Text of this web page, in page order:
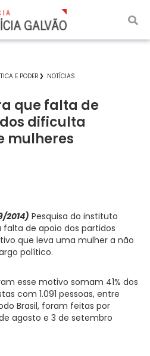
E PODER NOTÍCIAS
que falta de
dificulta
mulheres
2014) Pesquisa do instituto
falta de apoio dos partidos
que leva uma mulher a não
político.
esse motivo somam 41% dos
com 1.091 pessoas, entre
Brasil, foram feitas por
agosto e 3 de setembro